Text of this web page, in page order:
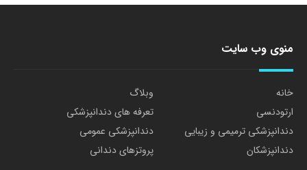
منوی وب سایت
خانه
وبلاگ
ارتودنسی
تعرفه های دندانپزشکی
دندانپزشکی ترمیمی و زیبایی
دندانپزشکی عمومی
دندانپزشکان
پروتزهای دندانی